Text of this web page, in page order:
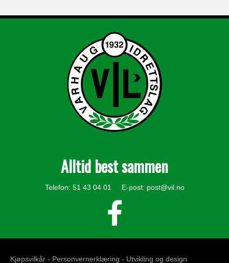
Alltid best sammen
Telefon: 51 43 04 01 E-post: post@vil.no
Kjøpsvilkår - Personvernerklæring - Utvikling og design